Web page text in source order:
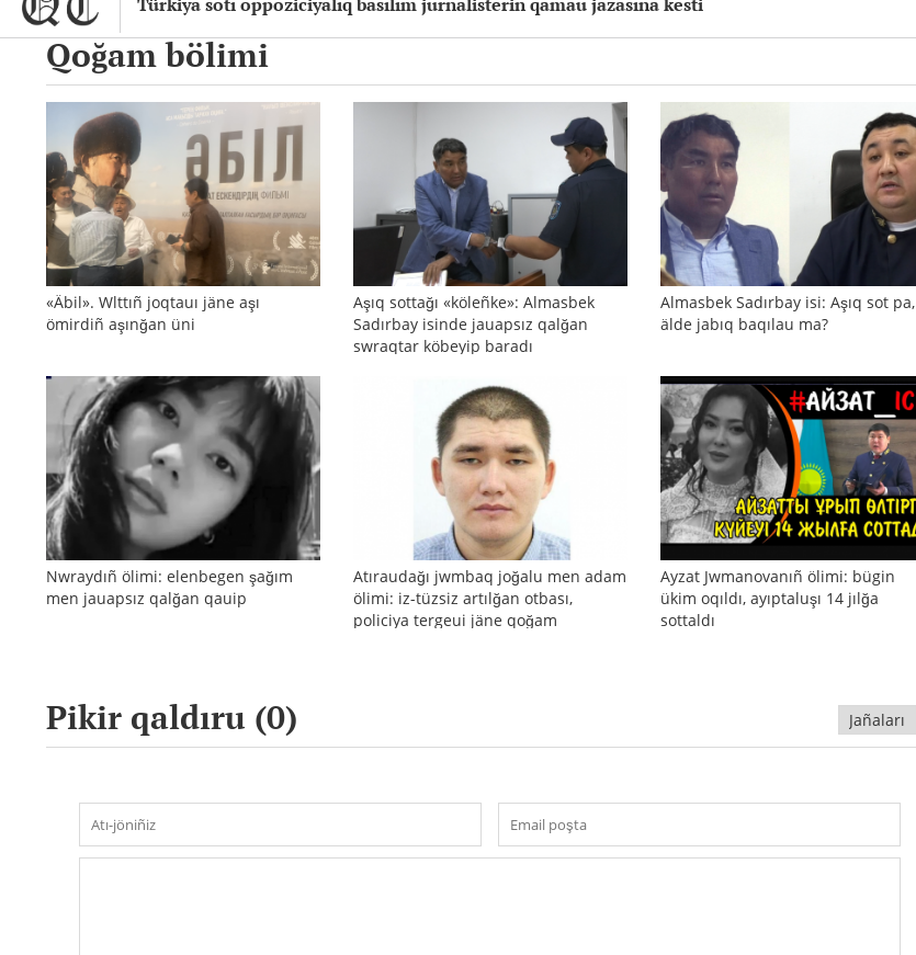
Türkiya sotı oppoziciyalıq basılım jurnalisterin qamau jazasına kesti
Qoğam bölimi
«Äbil». Wlttıñ joqtauı jäne aşı
ömirdiñ aşınğan üni
Aşıq sottağı «köleñke»: Almasbek
Sadırbay isinde jauapsız qalğan
swraqtar köbeyip baradı
Almasbek Sadırbay isi: Aşıq sot pa,
älde jabıq baqılau ma?
Nwraydıñ ölimi: elenbegen şağım
men jauapsız qalğan qauip
Atıraudağı jwmbaq joğalu men adam
ölimi: iz-tüzsiz artılğan otbası,
policiya tergeui jäne qoğam
Ayzat Jwmanovanıñ ölimi: bügin
ükim oqıldı, ayıptaluşı 14 jılğa
sottaldı
Pikir qaldıru (0)